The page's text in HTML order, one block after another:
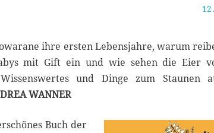
ihre ersten Lebensjahre, warum
mit Gift ein und wie sehen die Eier
und Dinge zum Staunen
WANNER
Buch der